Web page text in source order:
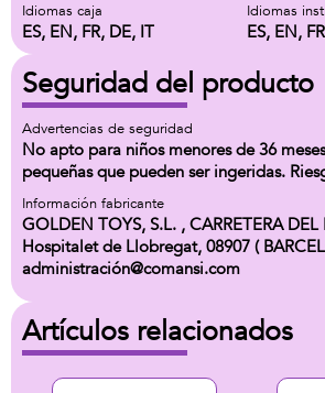
Idiomas caja
ES, EN, FR, DE, IT
Idiomas
ES, EN,
Seguridad del producto
Advertencias de seguridad
No apto para niños menores de 36
pequeñas que pueden ser ingeridas.
Información fabricante
GOLDEN TOYS, S.L. , CARRETERA
Hospitalet de Llobregat, 08907 (
administración@comansi.com
Artículos relacionados